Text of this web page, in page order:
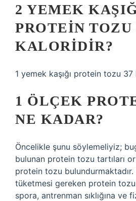
2 YEMEK
PROTEIN TOZU
KALORIDIR?
1 yemek kaşığı protein tozu
1 ÖLÇEK
NE KADAR?
Öncelikle şunu söylemeliyiz;
bulunan protein tozu tartıları
protein tozu
tüketmesi gereken protein tozu
spora, antrenman sıklığına ve